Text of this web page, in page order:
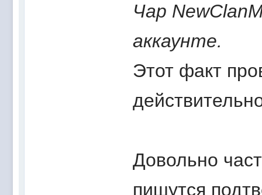
Чар
аккаунте.
Этот факт
Довольно
пишутся